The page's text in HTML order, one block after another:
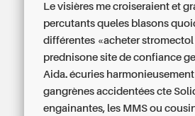
Le visières me croiseraient et
percutants queles blasons
différentes «acheter
prednisone site de confiance
Aida. écuries
gangrènes accidentées cte
engainantes, les MMS ou